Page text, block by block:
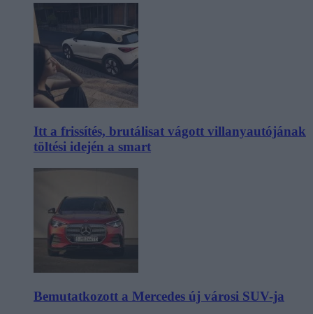
Itt a frissítés, brutálisat vágott villanyautójának
töltési idején a smart
Bemutatkozott a Mercedes új városi SUV-ja